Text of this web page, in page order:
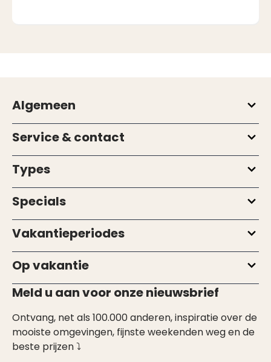
Algemeen
Service & contact
Types
Specials
Vakantieperiodes
Op vakantie
Meld u aan voor onze nieuwsbrief
Ontvang, net als 100.000 anderen, inspiratie over de
mooiste omgevingen, fijnste weekenden weg en de
beste prijzen ⤵